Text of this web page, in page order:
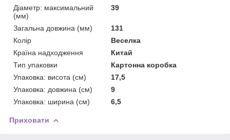
Діаметр: максимальний
(мм)
39
Загальна довжина (мм)
131
Колір
Веселка
Країна надходження
Китай
Тип упаковки
Картонна коробка
Упаковка: висота (см)
17,5
Упаковка: довжина (см)
9
Упаковка: ширина (см)
6,5
Приховати